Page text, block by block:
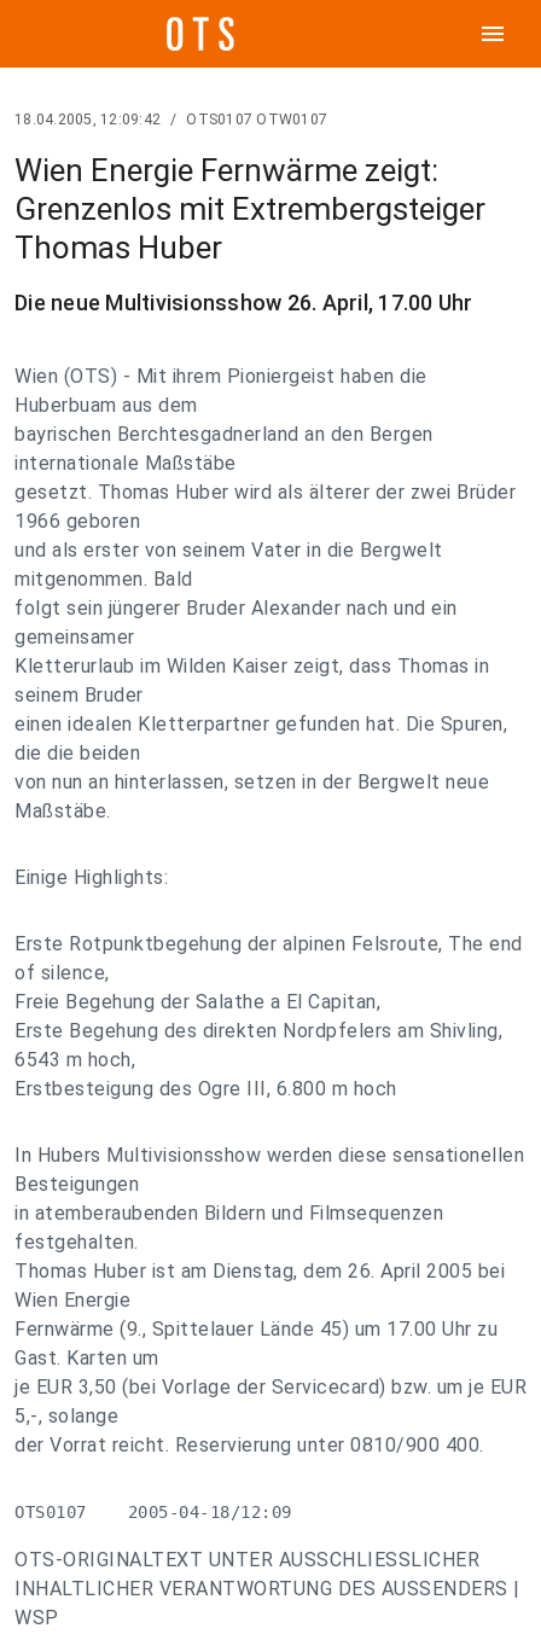
menu
18.04.2005, 12:09:42 / OTS0107 OTW0107
Wien Energie Fernwärme zeigt:
Grenzenlos mit Extrembergsteiger
Thomas Huber
Die neue Multivisionsshow 26. April, 17.00 Uhr
Wien (OTS) - Mit ihrem Pioniergeist haben die
Huberbuam aus dem
bayrischen Berchtesgadnerland an den Bergen
internationale Maßstäbe
gesetzt. Thomas Huber wird als älterer der zwei Brüder
1966 geboren
und als erster von seinem Vater in die Bergwelt
mitgenommen. Bald
folgt sein jüngerer Bruder Alexander nach und ein
gemeinsamer
Kletterurlaub im Wilden Kaiser zeigt, dass Thomas in
seinem Bruder
einen idealen Kletterpartner gefunden hat. Die Spuren,
die die beiden
von nun an hinterlassen, setzen in der Bergwelt neue
Maßstäbe.
Einige Highlights:
Erste Rotpunktbegehung der alpinen Felsroute, The end
of silence,
Freie Begehung der Salathe a El Capitan,
Erste Begehung des direkten Nordpfelers am Shivling,
6543 m hoch,
Erstbesteigung des Ogre III, 6.800 m hoch
In Hubers Multivisionsshow werden diese sensationellen
Besteigungen
in atemberaubenden Bildern und Filmsequenzen
festgehalten.
Thomas Huber ist am Dienstag, dem 26. April 2005 bei
Wien Energie
Fernwärme (9., Spittelauer Lände 45) um 17.00 Uhr zu
Gast. Karten um
je EUR 3,50 (bei Vorlage der Servicecard) bzw. um je EUR
5,-, solange
der Vorrat reicht. Reservierung unter 0810/900 400.
OTS0107    2005-04-18/12:09
OTS-ORIGINALTEXT UNTER AUSSCHLIESSLICHER
INHALTLICHER VERANTWORTUNG DES AUSSENDERS |
WSP